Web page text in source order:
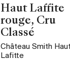
Haut Laffite
rouge, Cru
Classé
Château Smith Haut
Lafitte